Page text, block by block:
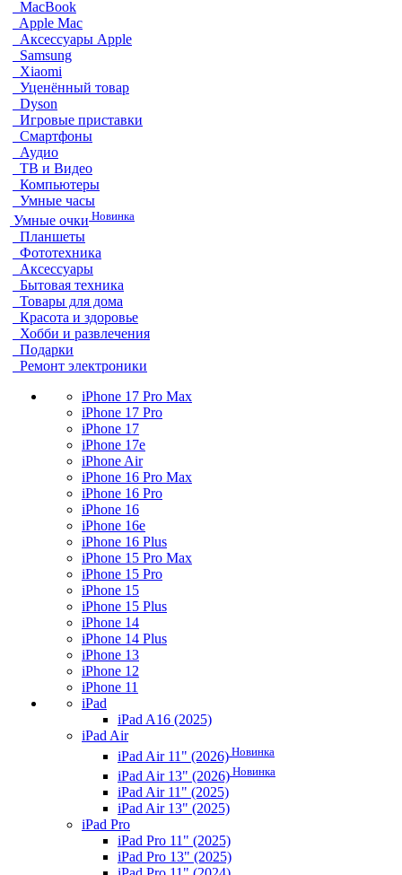
MacBook
Apple Mac
Аксессуары Apple
Samsung
Xiaomi
Уценённый товар
Dyson
Игровые приставки
Смартфоны
Аудио
ТВ и Видео
Компьютеры
Умные часы
Умные очки Новинка
Планшеты
Фототехника
Аксессуары
Бытовая техника
Товары для дома
Красота и здоровье
Хобби и развлечения
Подарки
Ремонт электроники
iPhone 17 Pro Max
iPhone 17 Pro
iPhone 17
iPhone 17e
iPhone Air
iPhone 16 Pro Max
iPhone 16 Pro
iPhone 16
iPhone 16e
iPhone 16 Plus
iPhone 15 Pro Max
iPhone 15 Pro
iPhone 15
iPhone 15 Plus
iPhone 14
iPhone 14 Plus
iPhone 13
iPhone 12
iPhone 11
iPad
iPad A16 (2025)
iPad Air
iPad Air 11" (2026) Новинка
iPad Air 13" (2026) Новинка
iPad Air 11" (2025)
iPad Air 13" (2025)
iPad Pro
iPad Pro 11" (2025)
iPad Pro 13" (2025)